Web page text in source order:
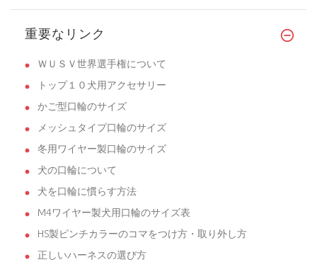
重要なリンク
ＷＵＳＶ世界選手権について
トップ１０犬用アクセサリー
かご型口輪のサイズ
メッシュタイプ口輪のサイズ
冬用ワイヤー製口輪のサイズ
犬の口輪について
犬を口輪に慣らす方法
M4ワイヤー製犬用口輪のサイズ表
HS製ピンチカラーのコマをつけ方・取り外し方
正しいハーネスの選び方